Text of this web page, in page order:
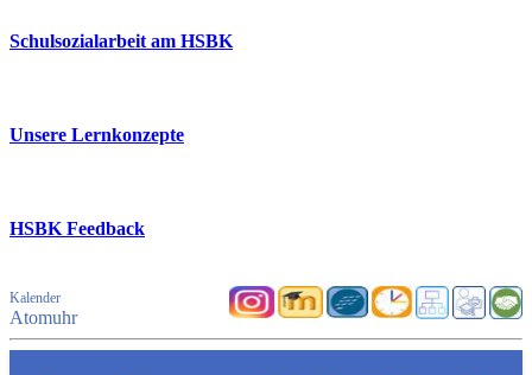
Schulsozialarbeit am HSBK
Unsere Lernkonzepte
HSBK Feedback
Kalender
Atomuhr